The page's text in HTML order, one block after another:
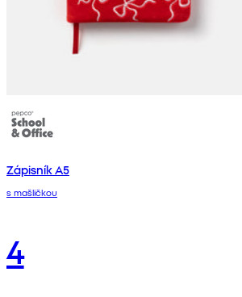
Zápisník A5
s mašličkou
4